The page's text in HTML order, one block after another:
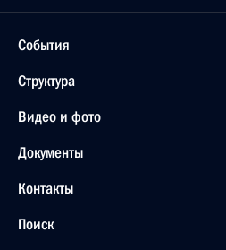
События
Структура
Видео и фото
Документы
Контакты
Поиск